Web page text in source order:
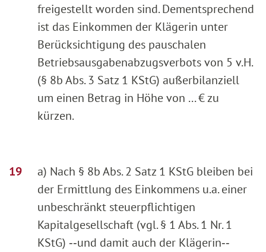
freigestellt worden sind. Dementsprechend
ist das Einkommen der Klägerin unter
Berücksichtigung des pauschalen
Betriebsausgabenabzugsverbots von 5 v.H.
(§ 8b Abs. 3 Satz 1 KStG) außerbilanziell
um einen Betrag in Höhe von ... € zu
kürzen.
a) Nach § 8b Abs. 2 Satz 1 KStG bleiben bei
der Ermittlung des Einkommens u.a. einer
unbeschränkt steuerpflichtigen
Kapitalgesellschaft (vgl. § 1 Abs. 1 Nr. 1
KStG) ‑‑und damit auch der Klägerin‑‑